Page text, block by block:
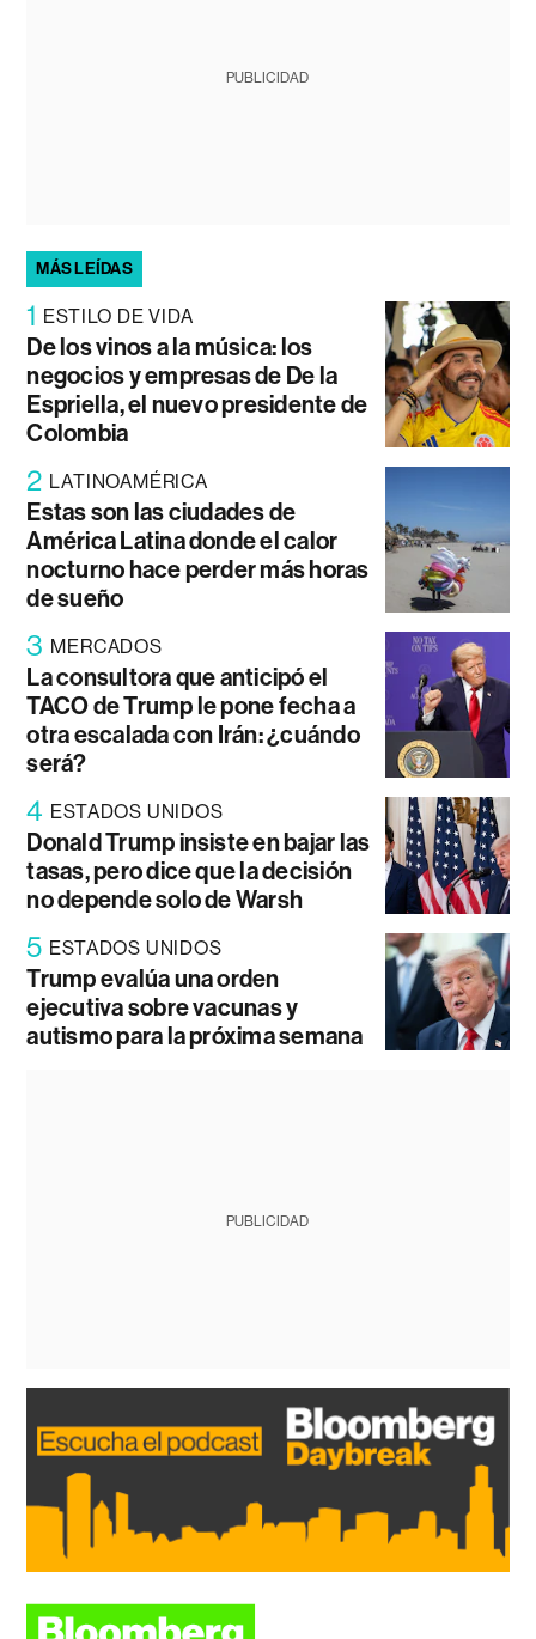
PUBLICIDAD
MÁS LEÍDAS
1 ESTILO DE VIDA
De los vinos a la música: los
negocios y empresas de De la
Espriella, el nuevo presidente de
Colombia
2 LATINOAMÉRICA
Estas son las ciudades de
América Latina donde el calor
nocturno hace perder más horas
de sueño
3 MERCADOS
La consultora que anticipó el
TACO de Trump le pone fecha a
otra escalada con Irán: ¿cuándo
será?
4 ESTADOS UNIDOS
Donald Trump insiste en bajar las
tasas, pero dice que la decisión
no depende solo de Warsh
5 ESTADOS UNIDOS
Trump evalúa una orden
ejecutiva sobre vacunas y
autismo para la próxima semana
PUBLICIDAD